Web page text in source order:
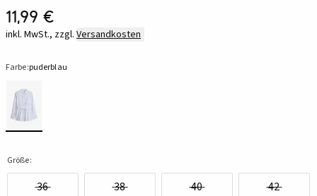
11,99 €
inkl. MwSt., zzgl. Versandkosten
Farbe:puderblau
Größe:
36 38 40 42